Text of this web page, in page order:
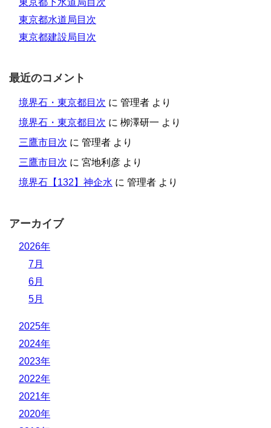
東京都水道局目次
東京都建設局目次
最近のコメント
境界石・東京都目次 に 管理者 より
境界石・東京都目次 に 栁澤研一 より
三鷹市目次 に 管理者 より
三鷹市目次 に 宮地利彦 より
境界石【132】神企水 に 管理者 より
アーカイブ
2026年
7月
6月
5月
2025年
2024年
2023年
2022年
2021年
2020年